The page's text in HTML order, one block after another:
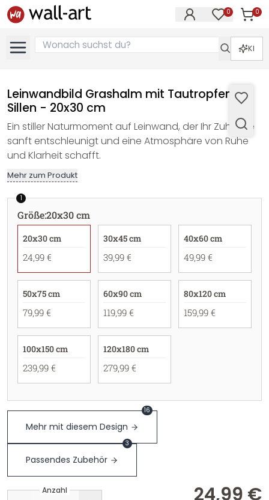
0 0
KI
Leinwandbild Grashalm mit Tautropfen -
Sillen - 20x30 cm
Ein stiller Naturmoment auf Leinwand, der Ihr Zuhause
sanft entschleunigt und eine Atmosphäre von Ruhe
und Klarheit schafft.
Mehr zum Produkt
1
Größe:20x30 cm
20x30 cm
24,99 €
30x45 cm
39,99 €
40x60 cm
49,99 €
50x75 cm
79,99 €
60x90 cm
119,99 €
80x120 cm
159,99 €
100x150 cm
239,99 €
120x180 cm
279,99 €
Mehr mit diesem Design
16
Passendes Zubehör
3
Anzahl 24,99 €